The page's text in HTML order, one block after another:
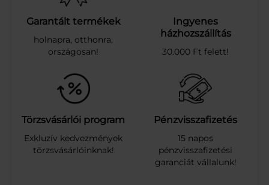
R
É
M
A
W
H
I
T
E
7
5
Garantált termékek
holnapra, otthonra,
országosan!
Ingyenes
házhozszállítás
30.000 Ft felett!
Törzsvásárlói program
Exkluzív kedvezmények
törzsvásárlóinknak!
Pénzvisszafizetés
15 napos
pénzvisszafizetési
garanciát vállalunk!